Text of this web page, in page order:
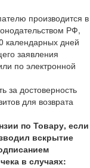
производится в
РФ,
календарных дней
заявления
по электронной
за достоверность
для возврата
по Товару, если
вскрытие
в случаях: